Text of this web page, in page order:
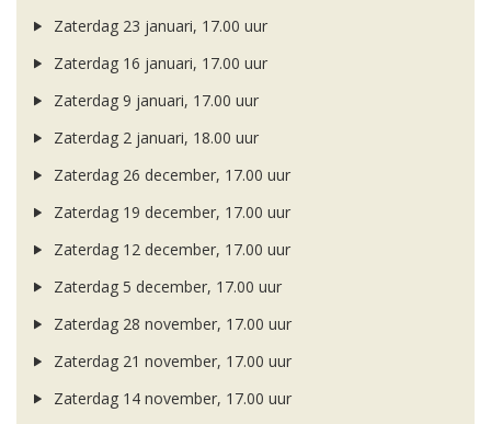
Zaterdag 23 januari, 17.00 uur
Zaterdag 16 januari, 17.00 uur
Zaterdag 9 januari, 17.00 uur
Zaterdag 2 januari, 18.00 uur
Zaterdag 26 december, 17.00 uur
Zaterdag 19 december, 17.00 uur
Zaterdag 12 december, 17.00 uur
Zaterdag 5 december, 17.00 uur
Zaterdag 28 november, 17.00 uur
Zaterdag 21 november, 17.00 uur
Zaterdag 14 november, 17.00 uur